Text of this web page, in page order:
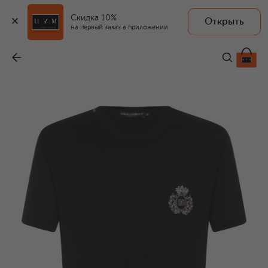
Скидка 10%
на первый заказ в приложении
Открыть
62 950 ₽